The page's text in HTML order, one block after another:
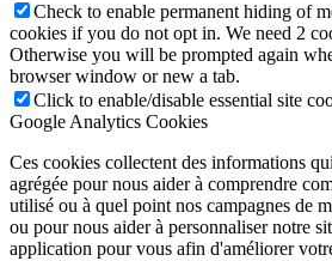
Check to enable permanent hiding of
cookies if you do not opt in. We need 2
Otherwise you will be prompted again
browser window or new a tab.
Click to enable/disable essential site
Google Analytics Cookies
Ces cookies collectent des informations
agrégée pour nous aider à comprendre
utilisé ou à quel point nos campagnes de
ou pour nous aider à personnaliser notre
application pour vous afin d'améliorer